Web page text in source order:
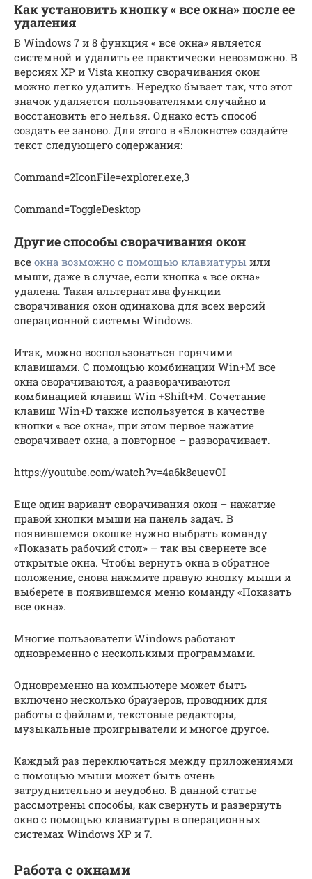
Как установить кнопку « все окна» после ее
удаления
В Windows 7 и 8 функция « все окна» является
системной и удалить ее практически невозможно. В
версиях XP и Vista кнопку сворачивания окон
можно легко удалить. Нередко бывает так, что этот
значок удаляется пользователями случайно и
восстановить его нельзя. Однако есть способ
создать ее заново. Для этого в «Блокноте» создайте
текст следующего содержания:
Command=2IconFile=explorer.exe,3
Command=ToggleDesktop
Другие способы сворачивания окон
все окна возможно с помощью клавиатуры или
мыши, даже в случае, если кнопка « все окна»
удалена. Такая альтернатива функции
сворачивания окон одинакова для всех версий
операционной системы Windows.
Итак, можно воспользоваться горячими
клавишами. С помощью комбинации Win+M все
окна сворачиваются, а разворачиваются
комбинацией клавиш Win +Shift+М. Сочетание
клавиш Win+D также используется в качестве
кнопки « все окна», при этом первое нажатие
сворачивает окна, а повторное – разворачивает.
https://youtube.com/watch?v=4a6k8euevOI
Еще один вариант сворачивания окон – нажатие
правой кнопки мыши на панель задач. В
появившемся окошке нужно выбрать команду
«Показать рабочий стол» – так вы свернете все
открытые окна. Чтобы вернуть окна в обратное
положение, снова нажмите правую кнопку мыши и
выберете в появившемся меню команду «Показать
все окна».
Многие пользователи Windows работают
одновременно с несколькими программами.
Одновременно на компьютере может быть
включено несколько браузеров, проводник для
работы с файлами, текстовые редакторы,
музыкальные проигрыватели и многое другое.
Каждый раз переключаться между приложениями
с помощью мыши может быть очень
затруднительно и неудобно. В данной статье
рассмотрены способы, как свернуть и развернуть
окно с помощью клавиатуры в операционных
системах Windows XP и 7.
Работа с окнами